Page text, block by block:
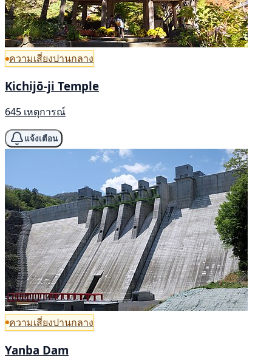
ความเสี่ยงปานกลาง
Kichijō-ji Temple
645 เหตุการณ์
แจ้งเตือน
ความเสี่ยงปานกลาง
Yanba Dam